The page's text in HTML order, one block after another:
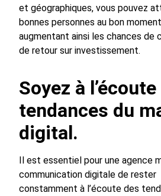
et géographiques, vous pouvez
bonnes personnes au bon
augmentant ainsi les chances de
de retour sur investissement.
Soyez à
tendances du
digital.
Il est essentiel pour une agence
communication digitale de rester
constamment à l’écoute des